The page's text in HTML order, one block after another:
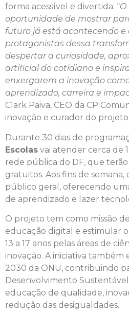
forma acessível e divertida. “O
oportunidade de mostrar
futuro já está acontecendo e
protagonistas dessa
despertar a curiosidade,
artificial do cotidiano e
enxergarem a inovação
aprendizado, carreira e
Clark Paiva, CEO da CP
inovação e curador do projeto.
Durante 30 dias de
Escolas vai atender cerca de
rede pública do DF, que
gratuitos. Aos fins de semana,
público geral, oferecendo
de aprendizado e lazer
O projeto tem como missão
educação digital e estimular
13 a 17 anos pelas áreas de
inovação. A iniciativa também
2030 da ONU, contribuindo
Desenvolvimento
educação de qualidade,
redução das desigualdades.